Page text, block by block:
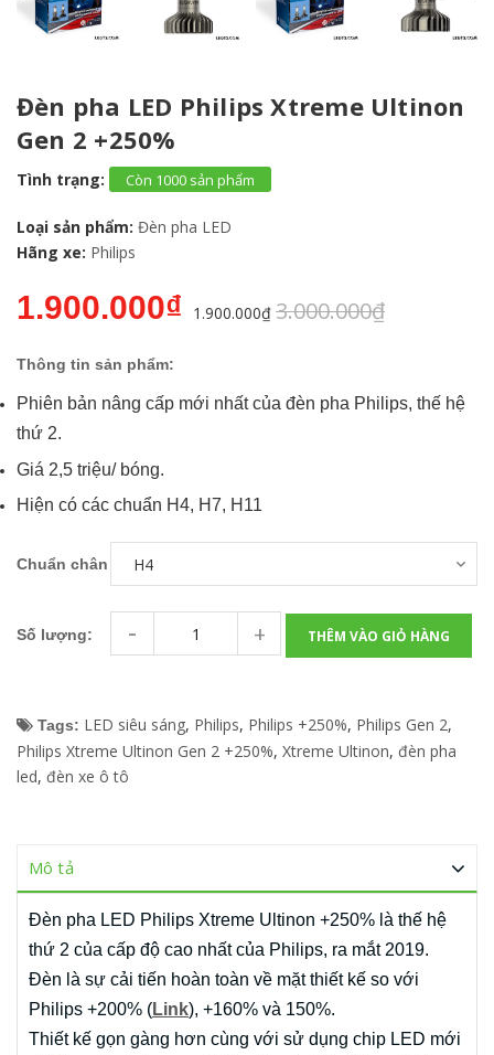
Đèn pha LED Philips Xtreme Ultinon
Gen 2 +250%
Tình trạng: Còn 1000 sản phẩm
Loại sản phẩm: Đèn pha LED
Hãng xe: Philips
1.900.000₫ 1.900.000₫ 3.000.000₫
Thông tin sản phẩm:
Phiên bản nâng cấp mới nhất của đèn pha Philips, thế hệ
thứ 2.
Giá 2,5 triệu/ bóng.
Hiện có các chuẩn H4, H7, H11
Chuẩn chân
Số lượng: - + THÊM VÀO GIỎ HÀNG
Tags: LED siêu sáng, Philips, Philips +250%, Philips Gen 2,
Philips Xtreme Ultinon Gen 2 +250%, Xtreme Ultinon, đèn pha
led, đèn xe ô tô
Mô tả
Đèn pha LED Philips Xtreme Ultinon +250% là thế hệ
thứ 2 của cấp độ cao nhất của Philips, ra mắt 2019.
Đèn là sự cải tiến hoàn toàn về mặt thiết kế so với
Philips +200% (Link), +160% và 150%.
Thiết kế gọn gàng hơn cùng với sử dụng chip LED mới